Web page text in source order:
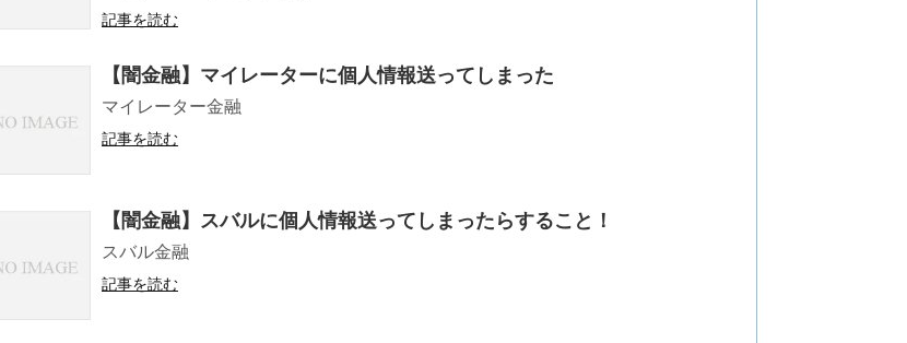
記事を読む
【闇金融】マイレーターに個人情報送ってしまった
マイレーター金融
記事を読む
【闇金融】スバルに個人情報送ってしまったらすること！
スバル金融
記事を読む